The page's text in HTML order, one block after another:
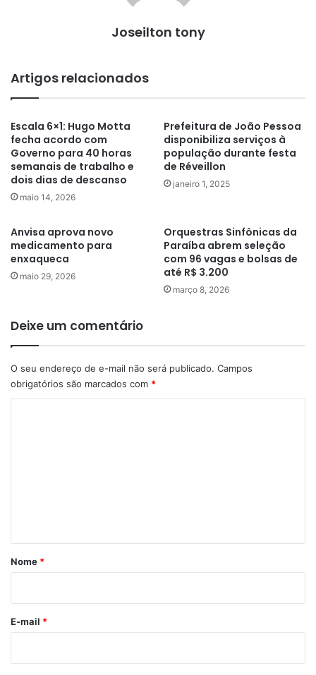
Joseilton tony
Artigos relacionados
Escala 6×1: Hugo Motta
fecha acordo com
Governo para 40 horas
semanais de trabalho e
dois dias de descanso
maio 14, 2026
Prefeitura de João Pessoa
disponibiliza serviços à
população durante festa
de Réveillon
janeiro 1, 2025
Anvisa aprova novo
medicamento para
enxaqueca
maio 29, 2026
Orquestras Sinfônicas da
Paraíba abrem seleção
com 96 vagas e bolsas de
até R$ 3.200
março 8, 2026
Deixe um comentário
O seu endereço de e-mail não será publicado. Campos
obrigatórios são marcados com *
r
*
Nome *
E-mail *